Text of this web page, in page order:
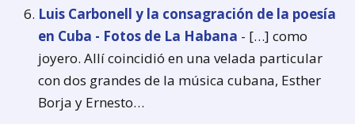
Luis Carbonell y la consagración de la poesía
en Cuba - Fotos de La Habana - […] como
joyero. Allí coincidió en una velada particular
con dos grandes de la música cubana, Esther
Borja y Ernesto…